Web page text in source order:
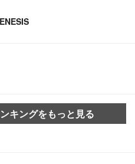
キングをもっと見る